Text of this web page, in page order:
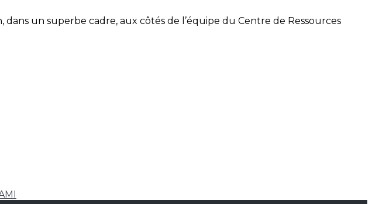
dans un superbe cadre, aux côtés de l’équipe du Centre de Ressources